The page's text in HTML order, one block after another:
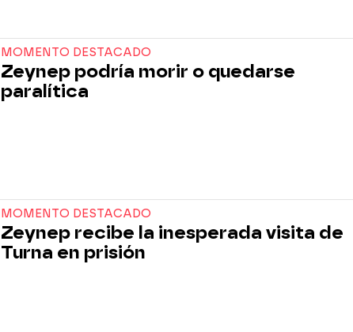
MOMENTO DESTACADO
Zeynep podría morir o quedarse
paralítica
MOMENTO DESTACADO
Zeynep recibe la inesperada visita de
Turna en prisión